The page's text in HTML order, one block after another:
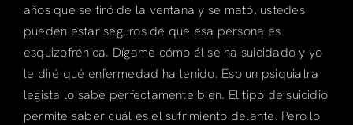
años que se tiró de la ventana y se mató, ustedes
pueden estar seguros de que esa persona es
esquizofrénica. Dígame cómo él se ha suicidado y yo
le diré qué enfermedad ha tenido. Eso un psiquiatra
legista lo sabe perfectamente bien. El tipo de suicidio
permite saber cuál es el sufrimiento delante. Pero lo